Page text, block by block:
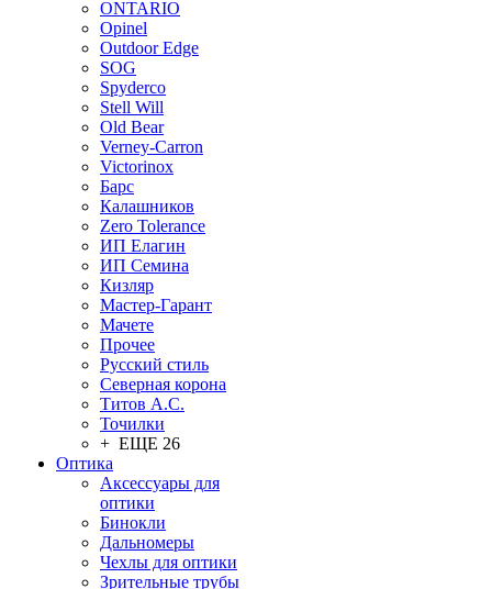
ONTARIO
Opinel
Outdoor Edge
SOG
Spyderco
Stell Will
Old Bear
Verney-Carron
Victorinox
Барс
Калашников
Zero Tolerance
ИП Елагин
ИП Семина
Кизляр
Мастер-Гарант
Мачете
Прочее
Русский стиль
Северная корона
Титов А.С.
Точилки
+ ЕЩЕ 26
Оптика
Аксессуары для
оптики
Бинокли
Дальномеры
Чехлы для оптики
Зрительные трубы